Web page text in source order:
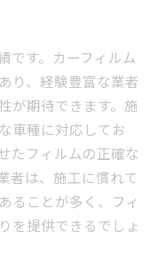
です。カーフィルム
り、経験豊富な業者
が期待できます。施
車種に対応してお
たフィルムの正確な
者は、施工に慣れて
ることが多く、フィ
を提供できるでしょ